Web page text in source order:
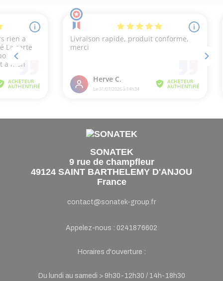
SONATEK
9 rue de champfleur
49124 SAINT BARTHELEMY D'ANJOU
France
contact@sonatek-group.fr
Appelez-nous : 0241876602
Horaires d'ouverture :
Du lundi au samedi > 9h30-12h30 / 14h-18h30